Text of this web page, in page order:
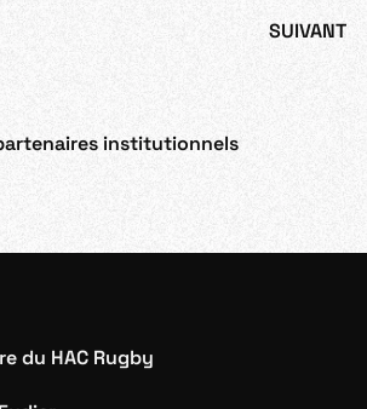
SUIVANT
institutionnels
du HAC Rugby